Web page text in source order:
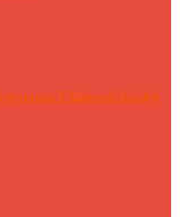
Ukhuwah Kader